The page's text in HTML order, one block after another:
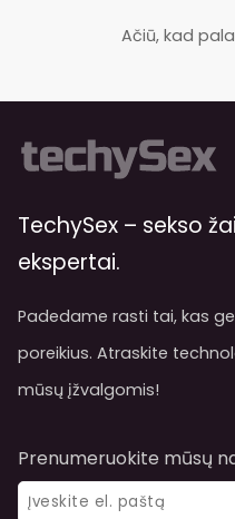
Ačiū, kad
TechySex – sekso
ekspertai.
Padedame rasti tai, kas
poreikius. Atraskite
mūsų įžvalgomis!
Prenumeruokite mūsų